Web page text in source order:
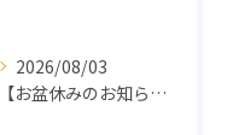
2026/08/03
【お盆休みのお知らせ】買取専門 大吉 盛岡店